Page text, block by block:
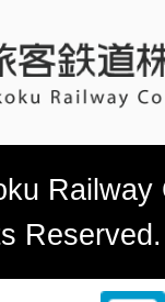
Railway
Reserved.